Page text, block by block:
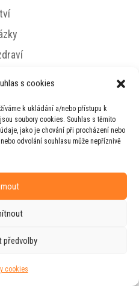
s cookies
k ukládání a/nebo přístupu k
soubory cookies. Souhlas s těmito
jako je chování při procházení nebo
odvolání souhlasu může nepříznivě
předvolby
cookies
Osobní stránky Jiřího